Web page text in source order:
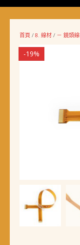
首頁 / 8. 線材 / － 鏡頭
-19%